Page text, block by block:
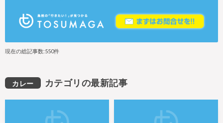
現在の総記事数:550件
カレー カテゴリの最新記事